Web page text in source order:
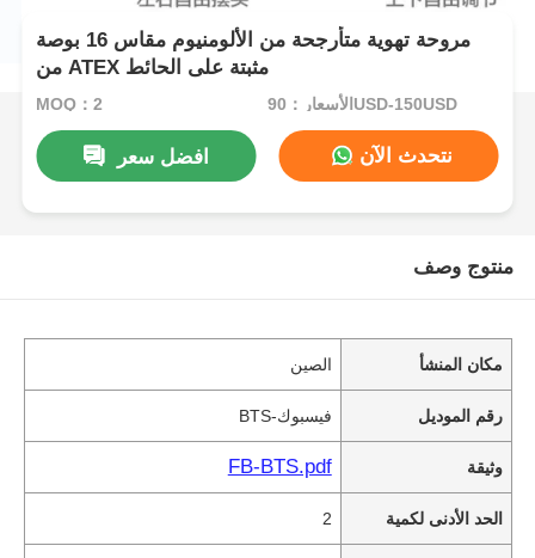
مروحة تهوية متأرجحة من الألومنيوم مقاس 16 بوصة
من ATEX مثبتة على الحائط
MOQ：2 الأسعار：90USD-150USD
افضل سعر نتحدث الآن
منتوج وصف
مكان المنشأ الصين
رقم الموديل فيسبوك-BTS
وثيقة FB-BTS.pdf
الحد الأدنى لكمية 2